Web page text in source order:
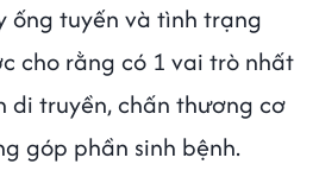
ống tuyến và tình trạng
cho rằng có 1 vai trò nhất
di truyền, chấn thương cơ
góp phần sinh bệnh.